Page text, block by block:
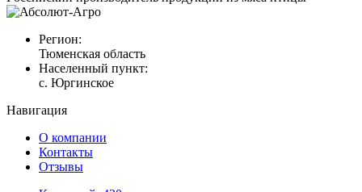
Регион:
Тюменская область
Населенный пункт:
с. Юргинское
Навигация
О компании
Контакты
Отзывы